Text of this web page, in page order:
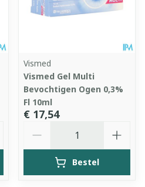
Vismed
Vismed Gel Multi
Bevochtigen Ogen 0,3%
Fl 10ml
€ 17,54
Bestel